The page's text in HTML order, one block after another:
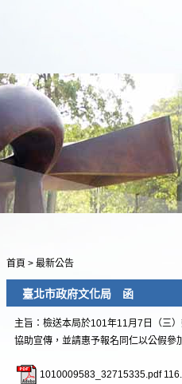
首頁 > 最新公告
臺北市政府文化局 函
主旨：檢送本局於101年11月7日（三
協助宣傳，並請惠予報名同仁以公假
1010009583_32715335.pdf